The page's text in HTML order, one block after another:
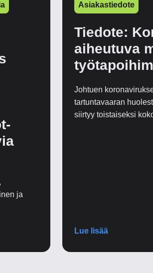
ja
Asiakastiedote
Tiedote:
aiheutuva
Johtuen
tartuntavaaran
siirtyy toistaiseksi
Lue lisää